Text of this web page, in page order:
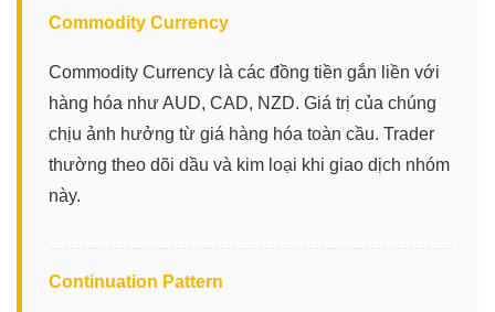
Commodity Currency
Commodity Currency là các đồng tiền gắn liền với
hàng hóa như AUD, CAD, NZD. Giá trị của chúng
chịu ảnh hưởng từ giá hàng hóa toàn cầu. Trader
thường theo dõi dầu và kim loại khi giao dịch nhóm
này.
Continuation Pattern